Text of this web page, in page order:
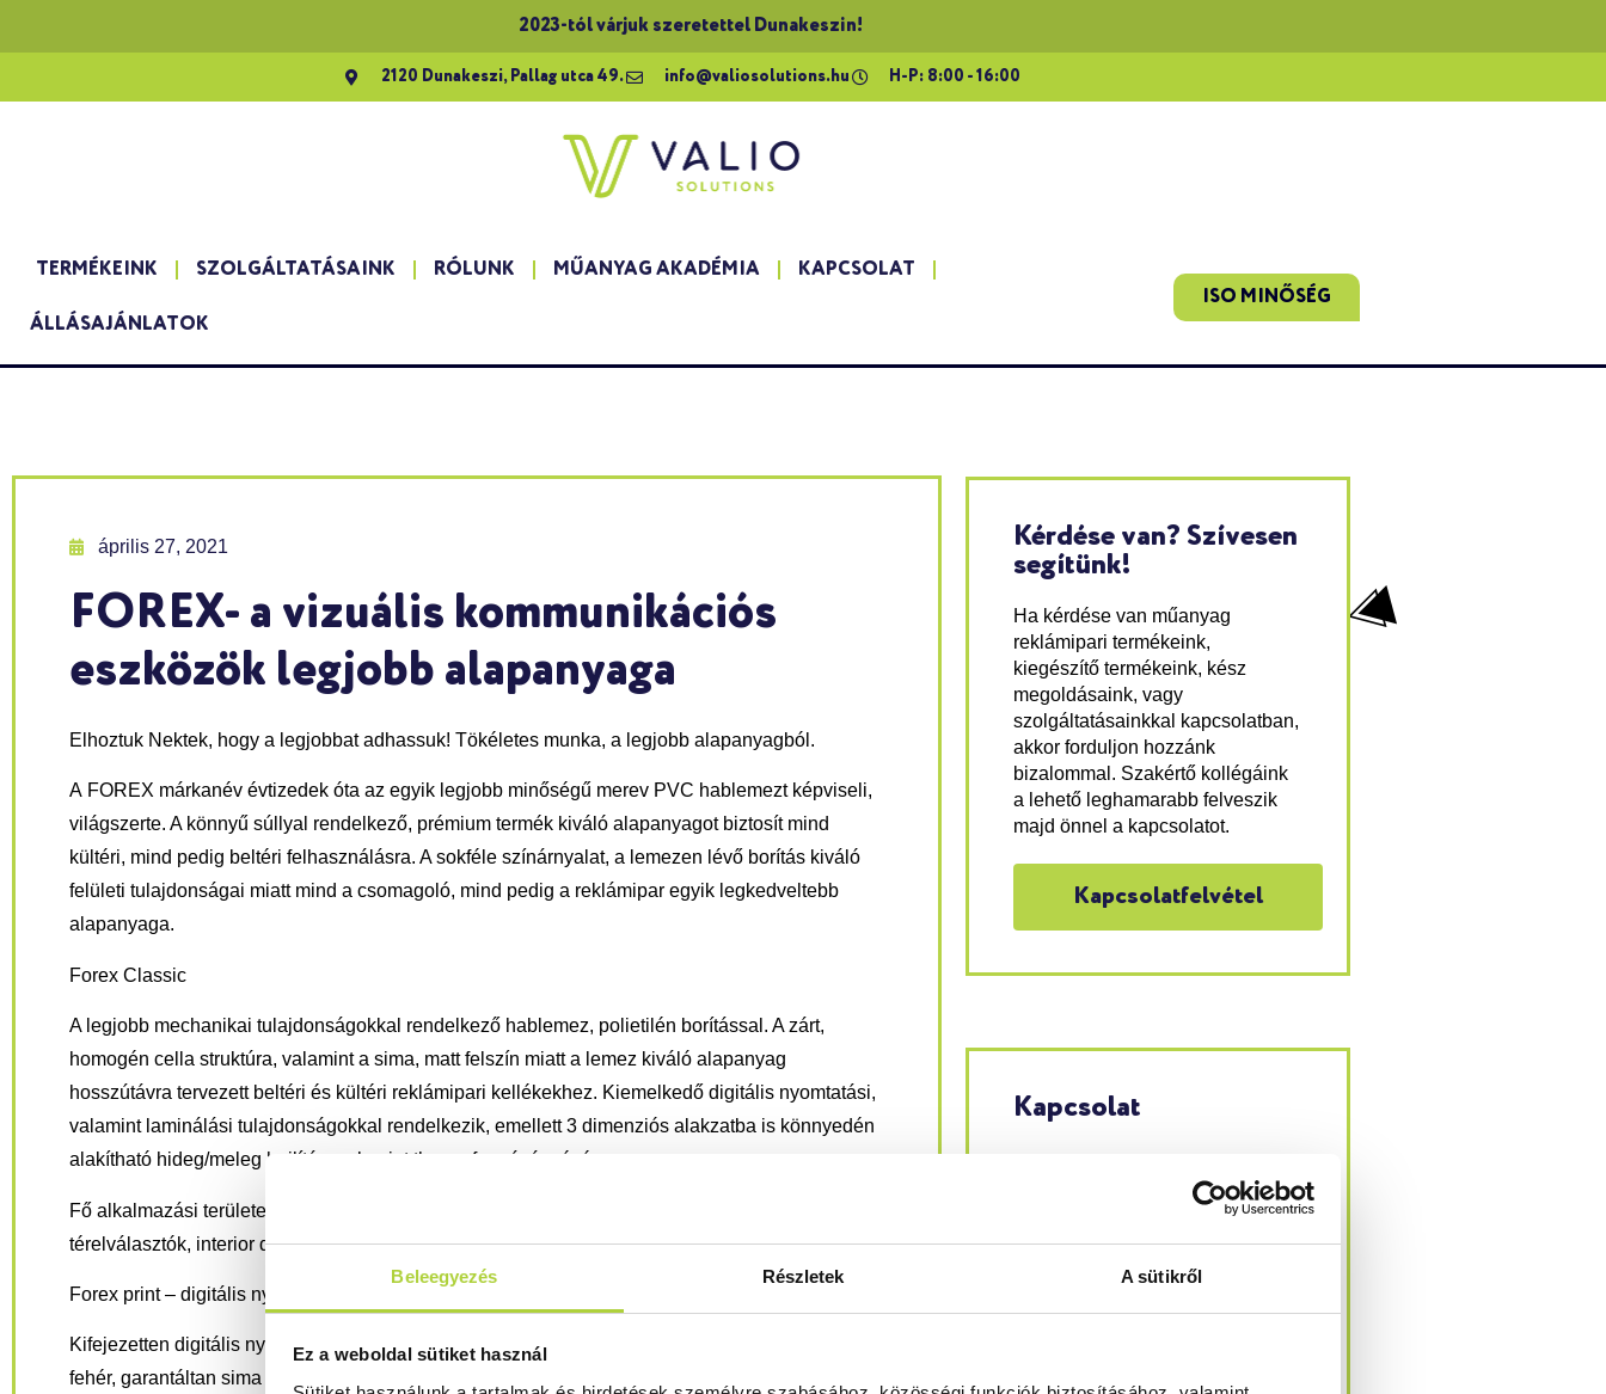
Beleegyezés Részletek A sütikről
Ez a weboldal sütiket használ
2023-tól várjuk szeretettel Dunakeszin!
2120 Dunakeszi, Pallag utca 49. info@valiosolutions.hu H-P: 8:00 - 16:00
TERMÉKEINK SZOLGÁLTATÁSAINK RÓLUNK MŰANYAG AKADÉMIA KAPCSOLAT
ÁLLÁSAJÁNLATOK
ISO MINŐSÉG
április 27, 2021
FOREX- a vizuális kommunikációs
eszközök legjobb alapanyaga
Elhoztuk Nektek, hogy a legjobbat adhassuk! Tökéletes munka, a legjobb alapanyagból.
A FOREX márkanév évtizedek óta az egyik legjobb minőségű merev PVC hablemezt képviseli,
világszerte. A könnyű súllyal rendelkező, prémium termék kiváló alapanyagot biztosít mind
kültéri, mind pedig beltéri felhasználásra. A sokféle színárnyalat, a lemezen lévő borítás kiváló
felületi tulajdonságai miatt mind a csomagoló, mind pedig a reklámipar egyik legkedveltebb
alapanyaga.
Forex Classic
A legjobb mechanikai tulajdonságokkal rendelkező hablemez, polietilén borítással. A zárt,
homogén cella struktúra, valamint a sima, matt felszín miatt a lemez kiváló alapanyag
hosszútávra tervezett beltéri és kültéri reklámipari kellékekhez. Kiemelkedő digitális nyomtatási,
valamint laminálási tulajdonságokkal rendelkezik, emellett 3 dimenziós alakzatba is könnyedén
alakítható hideg/meleg hajlítás, valamint thermoformázás révén.
Fő alkalmazási területek:
térelválasztók, interior design elemek.
Forex print– digitális nyomtatás közvetlenül, a legjobb minőségben.
Kifejezetten digitális nyomtatáshoz fejlesztett, extrém könnyű súllyal rendelkező hablemez
fehér, garantáltan sima PE borítással. Kiválóan alkalmas rövid-és középhosszú-távú
Kérdése van? Szívesen
segítünk!
Ha kérdése van műanyag
reklámipari termékeink,
kiegészítő termékeink, kész
megoldásaink, vagy
szolgáltatásainkkal kapcsolatban,
akkor forduljon hozzánk
bizalommal. Szakértő kollégáink
a lehető leghamarabb felveszik
majd önnel a kapcsolatot.
Kapcsolatfelvétel
Kapcsolat
info@valiosolutions.hu